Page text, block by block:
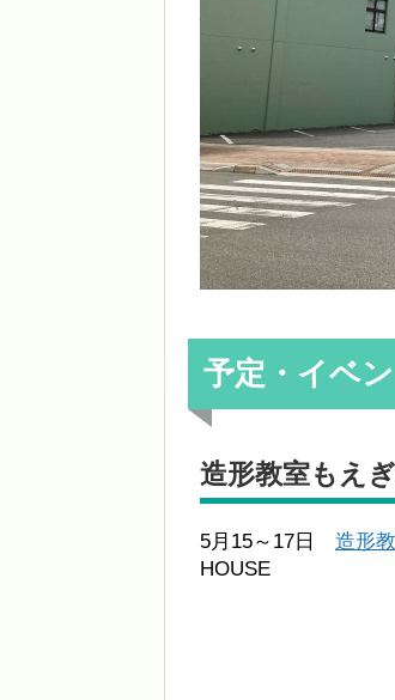
予定・イベン
造形教室もえ
5月15～17日 造形
HOUSE